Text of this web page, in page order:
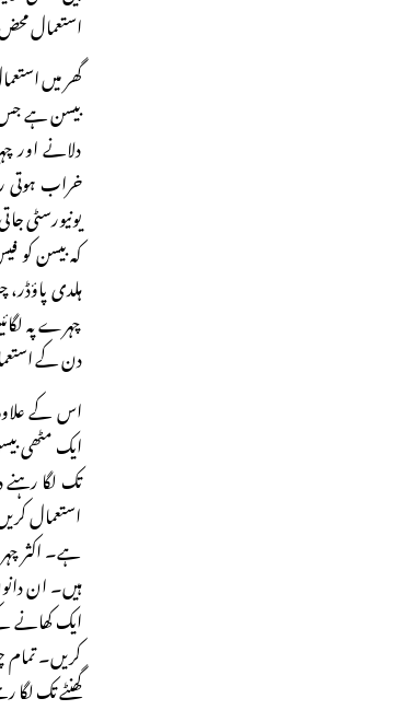
استعمال
گھر میں
بیسن ہے
دلانے اور
خراب ہوتی
یونیورسٹی
کہ بیسن کو
ہلدی
چہرے پہ
دن کے
اس کے
ایک مٹھی
تک لگا
استعمال
ہے۔ اکثر
ہیں۔ ان
ایک کھانے
کریں۔
گھنٹے تک